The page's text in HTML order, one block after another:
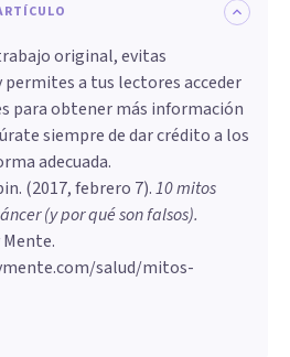
original, evitas
a tus lectores acceder
para obtener más información
siempre de dar crédito a los
adecuada.
. (2017, febrero 7).​10 mitos
(y por qué son falsos).
salud/mitos-